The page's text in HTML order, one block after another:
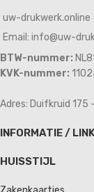
uw-drukwerk.online
Email: info@uw-
BTW-nummer:
KVK-nummer:
Adres: Duifkruid 175
INFORMATIE /
HUISSTIJL